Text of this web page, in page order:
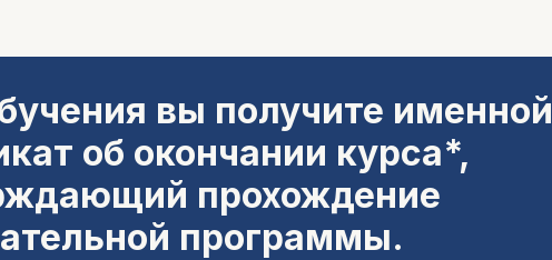
вы получите именной
об окончании курса*,
прохождение
программы.